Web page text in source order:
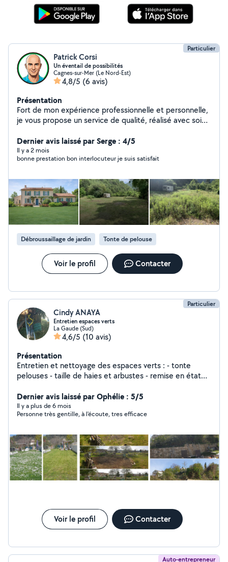
Particulier
Patrick Corsi
Un éventail de possibilités
Cagnes-sur-Mer (Le Nord-Est)
4,8/5 (6 avis)
Présentation
Fort de mon expérience professionnelle et personnelle,
je vous propose un service de qualité, réalisé avec soin
prête une attention particulière aux détails pour garantir
un résultat à la hauteur de vos attentes.
Dernier avis laissé par Serge : 4/5
Il y a 2 mois
bonne prestation bon interlocuteur je suis satisfait
Débroussaillage de jardin Tonte de pelouse
Voir le profil Contacter
Particulier
Cindy ANAYA
Entretien espaces verts
La Gaude (Sud)
4,6/5 (10 avis)
Présentation
Entretien et nettoyage des espaces verts : - tonte
pelouses - taille de haies et arbustes - remise en état
Dernier avis laissé par Ophélie : 5/5
Il y a plus de 6 mois
Personne très gentille, à l'écoute, tres efficace
Voir le profil Contacter
Auto-entrepreneur